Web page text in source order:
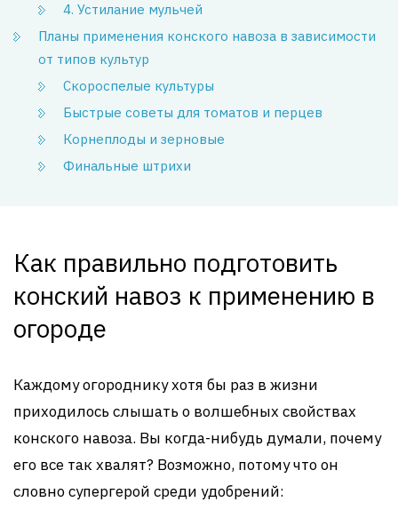
4. Устилание мульчей
Планы применения конского навоза в зависимости
от типов культур
Скороспелые культуры
Быстрые советы для томатов и перцев
Корнеплоды и зерновые
Финальные штрихи
Как правильно подготовить
конский навоз к применению в
огороде
Каждому огороднику хотя бы раз в жизни
приходилось слышать о волшебных свойствах
конского навоза. Вы когда-нибудь думали, почему
его все так хвалят? Возможно, потому что он
словно супергерой среди удобрений: